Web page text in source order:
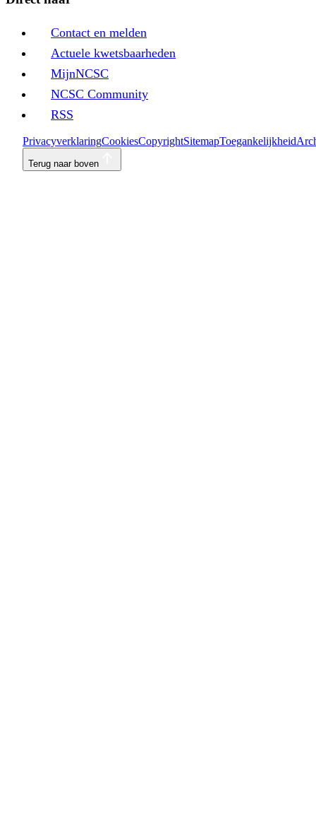
Contact en melden
Actuele kwetsbaarheden
MijnNCSC
NCSC Community
RSS
PrivacyverklaringCookiesCopyrightSitemapToegankelijkheid
Terug naar boven